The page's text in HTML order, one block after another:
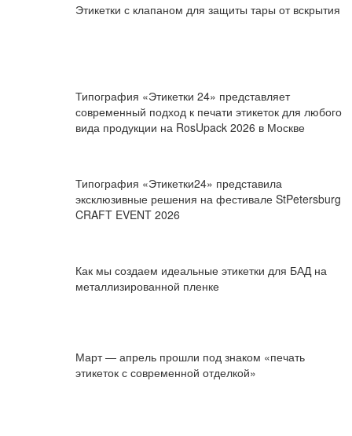
Этикетки с клапаном для защиты тары от вскрытия
Типография «Этикетки 24» представляет
современный подход к печати этикеток для любого
вида продукции на RosUpack 2026 в Москве
Типография «Этикетки24» представила
эксклюзивные решения на фестивале StPetersburg
CRAFT EVENT 2026
Как мы создаем идеальные этикетки для БАД на
металлизированной пленке
Март — апрель прошли под знаком «печать
этикеток с современной отделкой»